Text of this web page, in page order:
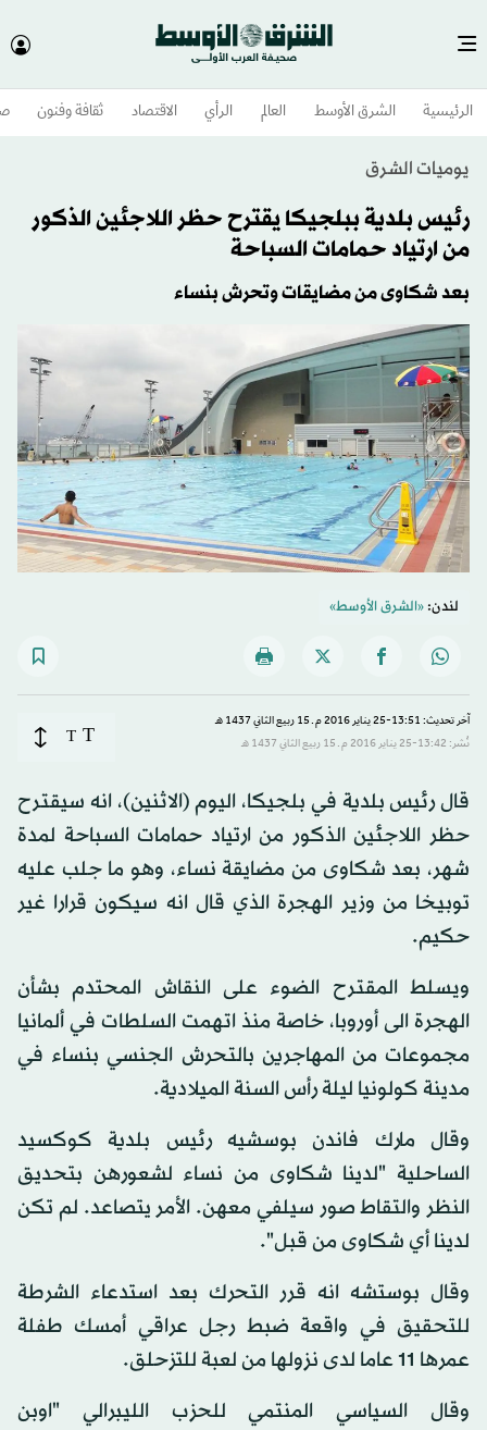
الرئيسية الشرق الأوسط​ العالم الرأي الاقتصاد ثقافة وفنون
يوميات الشرق
رئيس بلدية ببلجيكا يقترح حظر اللاجئين الذكور
من ارتياد حمامات السباحة
بعد شكاوى من مضايقات وتحرش بنساء
لندن:«الشرق الأوسط»
آخر تحديث: 13:51-25 يناير 2016 م ـ 15 ربيع الثاني 1437 هـ
نُشر: 13:42-25 يناير 2016 م ـ 15 ربيع الثاني 1437 هـ
T
T
قال رئيس بلدية في بلجيكا، اليوم (الاثنين)، انه سيقترح
حظر اللاجئين الذكور من ارتياد حمامات السباحة لمدة
شهر، بعد شكاوى من مضايقة نساء، وهو ما جلب عليه
توبيخا من وزير الهجرة الذي قال انه سيكون قرارا غير
حكيم.
ويسلط المقترح الضوء على النقاش المحتدم بشأن
الهجرة الى أوروبا، خاصة منذ اتهمت السلطات في ألمانيا
مجموعات من المهاجرين بالتحرش الجنسي بنساء في
مدينة كولونيا ليلة رأس السنة الميلادية.
وقال مارك فاندن بوسشيه رئيس بلدية كوكسيد
الساحلية "لدينا شكاوى من نساء لشعورهن بتحديق
النظر والتقاط صور سيلفي معهن. الأمر يتصاعد. لم تكن
لدينا أي شكاوى من قبل".
وقال بوستشه انه قرر التحرك بعد استدعاء الشرطة
للتحقيق في واقعة ضبط رجل عراقي أمسك طفلة
عمرها 11 عاما لدى نزولها من لعبة للتزحلق.
وقال السياسي المنتمي للحزب الليبرالي "اوبن